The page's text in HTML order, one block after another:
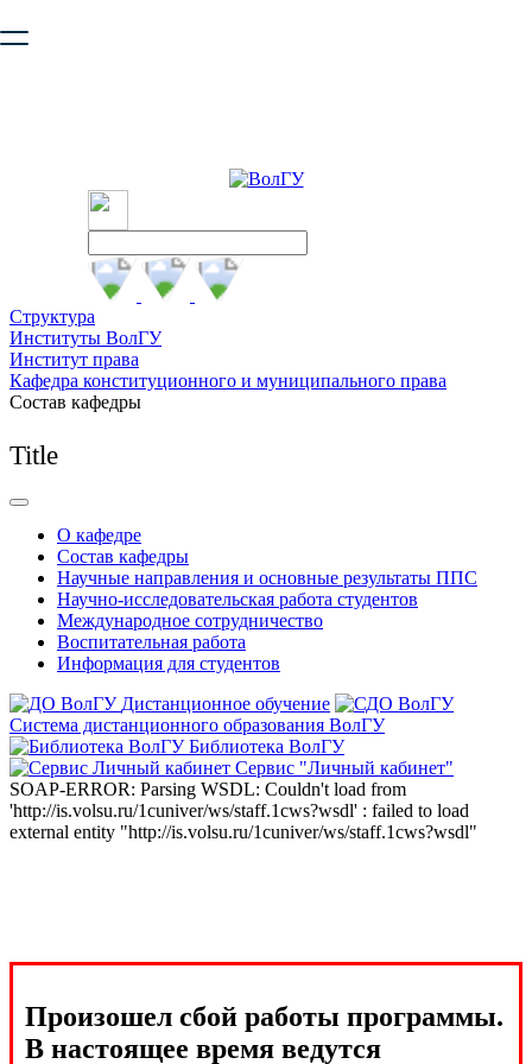
безопасную работу с сайтом. Пожалуйста
Структура
Институты ВолГУ
Институт права
Кафедра конституционного и муниципального права
Состав кафедры
Title
О кафедре
Состав кафедры
Научные направления и основные результаты ППС
Научно-исследовательская работа студентов
Международное сотрудничество
Воспитательная работа
Информация для студентов
Дистанционное обучение
Система дистанционного образования ВолГУ
Библиотека ВолГУ
Сервис "Личный кабинет"
SOAP-ERROR: Parsing WSDL: Couldn't load from
'http://is.volsu.ru/1cuniver/ws/staff.1cws?wsdl' : failed to load
external entity "http://is.volsu.ru/1cuniver/ws/staff.1cws?wsdl"
Произошел сбой работы программы.
В настоящее время ведутся